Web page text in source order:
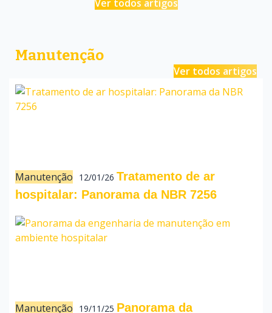
Ver todos artigos
Manutenção
Ver todos artigos
Manutenção 12/01/26 Tratamento de ar
hospitalar: Panorama da NBR 7256
Manutenção 19/11/25 Panorama da